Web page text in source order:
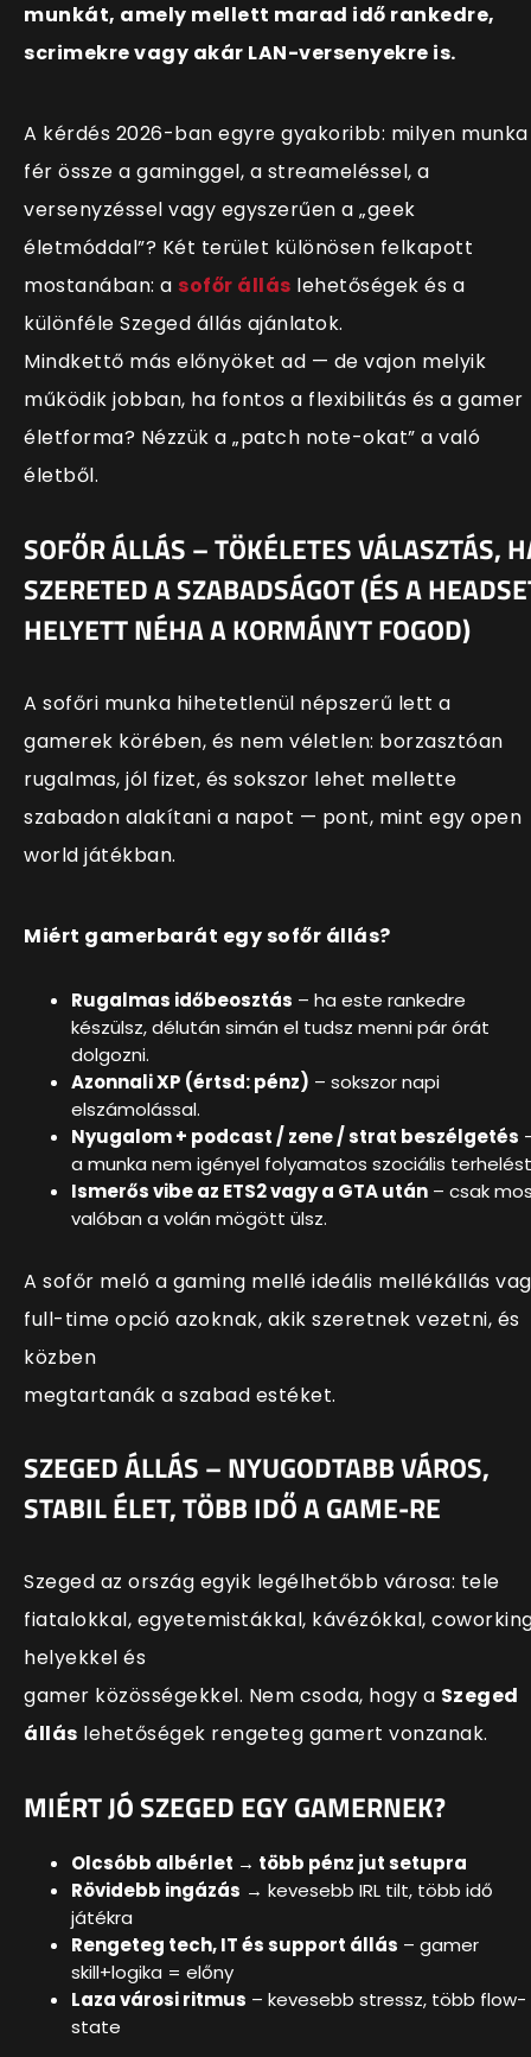
munkát, amely mellett marad idő rankedre,
scrimekre vagy akár LAN-versenyekre is.
A kérdés 2026-ban egyre gyakoribb: milyen munka
fér össze a gaminggel, a streameléssel, a
versenyzéssel vagy egyszerűen a „geek
életmóddal”? Két terület különösen felkapott
mostanában: a sofőr állás lehetőségek és a
különféle Szeged állás ajánlatok.
Mindkettő más előnyöket ad — de vajon melyik
működik jobban, ha fontos a flexibilitás és a gamer
életforma? Nézzük a „patch note-okat” a való
életből.
SOFŐR ÁLLÁS – TÖKÉLETES VÁLASZTÁS,
SZERETED A SZABADSÁGOT (ÉS A
HELYETT NÉHA A KORMÁNYT FOGOD)
A sofőri munka hihetetlenül népszerű lett a
gamerek körében, és nem véletlen: borzasztóan
rugalmas, jól fizet, és sokszor lehet mellette
szabadon alakítani a napot — pont, mint egy open
world játékban.
Miért gamerbarát egy sofőr állás?
Rugalmas időbeosztás – ha este rankedre
készülsz, délután simán el tudsz menni pár órát
dolgozni.
Azonnali XP (értsd: pénz) – sokszor napi
elszámolással.
Nyugalom + podcast / zene / strat beszélgetés
a munka nem igényel folyamatos szociális
Ismerős vibe az ETS2 vagy a GTA után – csak
valóban a volán mögött ülsz.
A sofőr meló a gaming mellé ideális mellékállás
full-time opció azoknak, akik szeretnek vezetni, és
közben
megtartanák a szabad estéket.
SZEGED ÁLLÁS – NYUGODTABB VÁROS,
STABIL ÉLET, TÖBB IDŐ A GAME-RE
Szeged az ország egyik legélhetőbb városa: tele
fiatalokkal, egyetemistákkal, kávézókkal,
helyekkel és
gamer közösségekkel. Nem csoda, hogy a Szeged
állás lehetőségek rengeteg gamert vonzanak.
MIÉRT JÓ SZEGED EGY GAMERNEK?
Olcsóbb albérlet → több pénz jut setupra
Rövidebb ingázás → kevesebb IRL tilt, több idő
játékra
Rengeteg tech, IT és support állás – gamer
skill+logika = előny
Laza városi ritmus – kevesebb stressz, több flow-
state